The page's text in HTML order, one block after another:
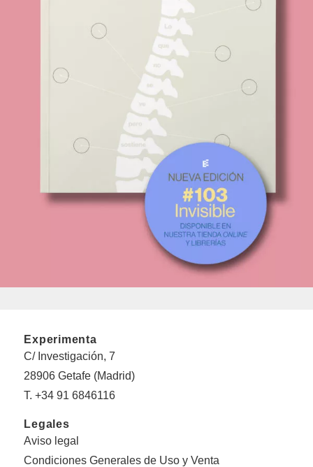
Experimenta
C/ Investigación, 7
28906 Getafe (Madrid)
T. +34 91 6846116
Legales
Aviso legal
Condiciones Generales de Uso y Venta